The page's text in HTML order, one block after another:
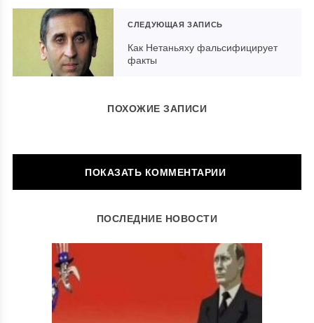
СЛЕДУЮЩАЯ ЗАПИСЬ
Как Нетаньяху фальсифицирует
факты
ПОХОЖИЕ ЗАПИСИ
ОСТАВИТЬ КОММЕНТАРИЙ
Ваш адрес email не будет опубликован. Обязательные поля
Комментарий*
ПОСЛЕДНИЕ НОВОСТИ